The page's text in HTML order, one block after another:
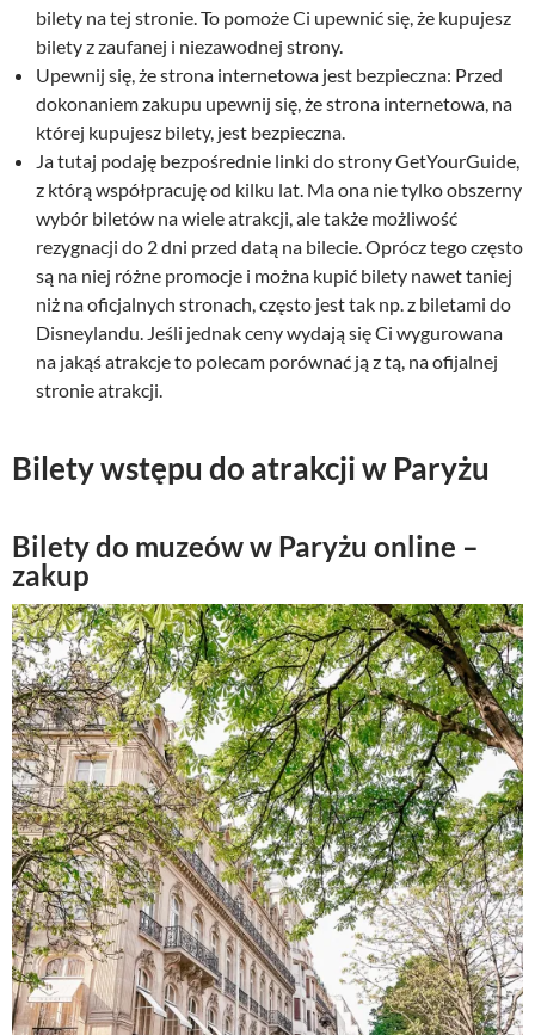
bilety na tej stronie. To pomoże Ci upewnić się, że kupujesz
bilety z zaufanej i niezawodnej strony.
Upewnij się, że strona internetowa jest bezpieczna: Przed
dokonaniem zakupu upewnij się, że strona internetowa, na
której kupujesz bilety, jest bezpieczna.
Ja tutaj podaję bezpośrednie linki do strony GetYourGuide,
z którą współpracuję od kilku lat. Ma ona nie tylko obszerny
wybór biletów na wiele atrakcji, ale także możliwość
rezygnacji do 2 dni przed datą na bilecie. Oprócz tego często
są na niej różne promocje i można kupić bilety nawet taniej
niż na oficjalnych stronach, często jest tak np. z biletami do
Disneylandu. Jeśli jednak ceny wydają się Ci wygurowana
na jakąś atrakcje to polecam porównać ją z tą, na ofijalnej
stronie atrakcji.
Bilety wstępu do atrakcji w Paryżu
Bilety do muzeów w Paryżu online –
zakup